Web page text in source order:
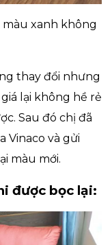
màu xanh không
thay đổi nhưng
lại không hề rẻ
Sau đó chị đã
Vinaco và gửi
màu mới.
được bọc lại: